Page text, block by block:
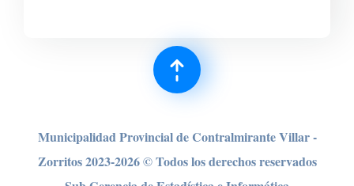
Municipalidad Provincial de Contralmirante Villar -
Zorritos 2023-2026 © Todos los derechos reservados